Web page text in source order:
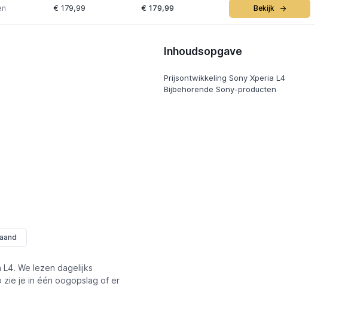
€ 179,99 € 179,99 Bekijk
Inhoudsopgave
Prijsontwikkeling Sony Xperia L4
Bijbehorende Sony-producten
We lezen dagelijks
zie je in één oogopslag of er